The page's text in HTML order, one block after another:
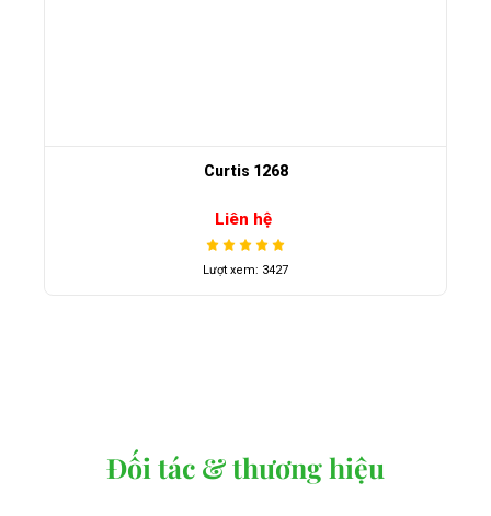
Curtis 1268
Liên hệ
Lượt xem: 3427
Đối tác & thương hiệu